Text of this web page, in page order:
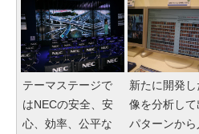
テーマステージで
はNECの安全、安
心、効率、公平な
新たに開発
像を分析して
パターンから